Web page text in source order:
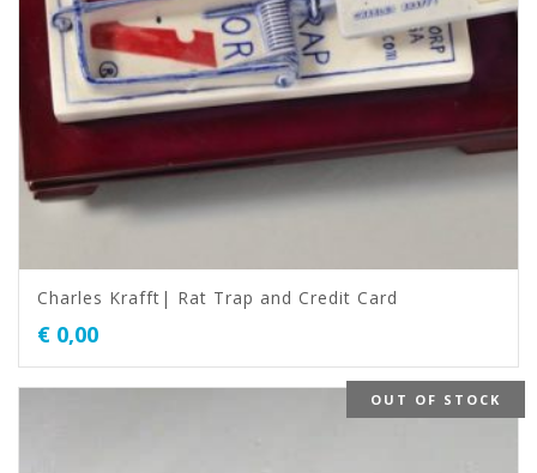
Charles Krafft| Rat Trap and Credit Card
€ 0,00
OUT OF STOCK